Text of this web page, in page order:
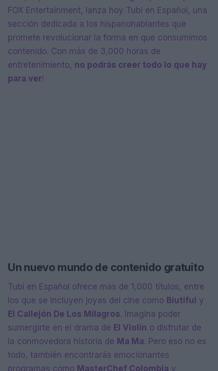
FOX Entertainment, lanza hoy Tubi en Español, una
sección dedicada a los hispanohablantes que
promete revolucionar la forma en que consumimos
contenido. Con más de 3,000 horas de
entretenimiento, no podrás creer todo lo que hay
para ver!
Un nuevo mundo de contenido gratuito
Tubi en Español ofrece más de 1,000 títulos, entre
los que se incluyen joyas del cine como Biutiful y
El Callejón De Los Milagros. Imagina poder
sumergirte en el drama de El Violín o disfrutar de
la conmovedora historia de Ma Ma. Pero eso no es
todo, también encontrarás emocionantes
programas como MasterChef Colombia y